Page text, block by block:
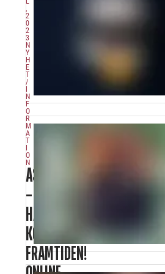
,
2
0
2
3
N
Y
H
E
T
/
I
N
F
O
R
M
A
T
I
O
N
ASEA
–
HÄR
KOMMER
FRAMTIDEN!